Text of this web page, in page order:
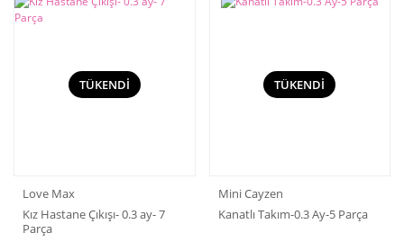
TÜKENDİ
Love Max
Kız Hastane Çıkışı- 0.3 ay- 7
Parça
TÜKENDİ
Mini Cayzen
Kanatlı Takım-0.3 Ay-5 Parça